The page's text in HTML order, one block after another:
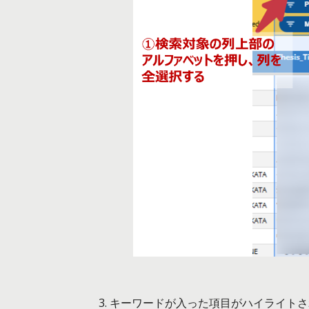
3. キーワードが入った項目がハイライト